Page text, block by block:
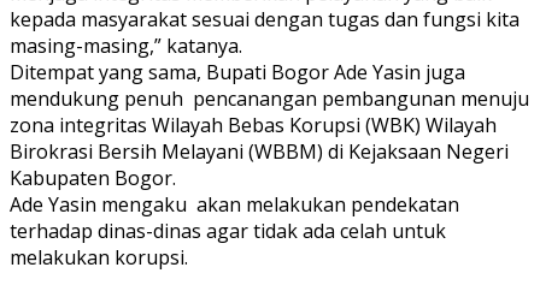
kepada masyarakat sesuai dengan tugas dan fungsi kita
masing-masing,” katanya.
Ditempat yang sama, Bupati Bogor Ade Yasin juga
mendukung penuh pencanangan pembangunan menuju
zona integritas Wilayah Bebas Korupsi (WBK) Wilayah
Birokrasi Bersih Melayani (WBBM) di Kejaksaan Negeri
Kabupaten Bogor.
Ade Yasin mengaku akan melakukan pendekatan
terhadap dinas-dinas agar tidak ada celah untuk
melakukan korupsi.